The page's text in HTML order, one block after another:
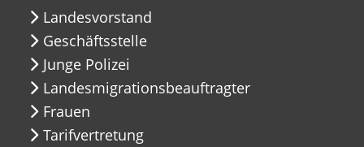
Landesvorstand
Geschäftsstelle
Junge Polizei
Landesmigrationsbeauftragter
Frauen
Tarifvertretung